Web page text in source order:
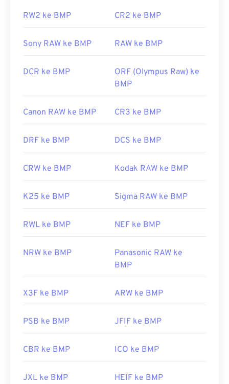
Rilis Awal:20 November 1985
https://docs.microsoft.com/en-
us/windows/win32/gdi/bitmaps
RW2 ke BMP CR2 ke BMP
Sony RAW ke BMP RAW ke BMP
DCR ke BMP
ORF (Olympus Raw) ke
BMP
Canon RAW ke BMP CR3 ke BMP
DRF ke BMP DCS ke BMP
CRW ke BMP Kodak RAW ke BMP
K25 ke BMP Sigma RAW ke BMP
RWL ke BMP NEF ke BMP
NRW ke BMP
Panasonic RAW ke
BMP
X3F ke BMP ARW ke BMP
PSB ke BMP JFIF ke BMP
CBR ke BMP ICO ke BMP
JXL ke BMP HEIF ke BMP